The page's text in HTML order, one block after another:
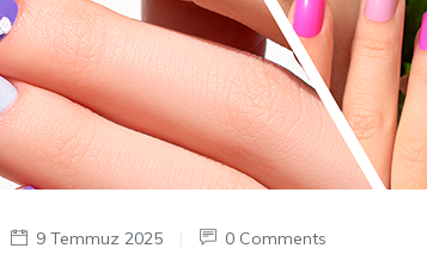
9 Temmuz 2025 0 Comments